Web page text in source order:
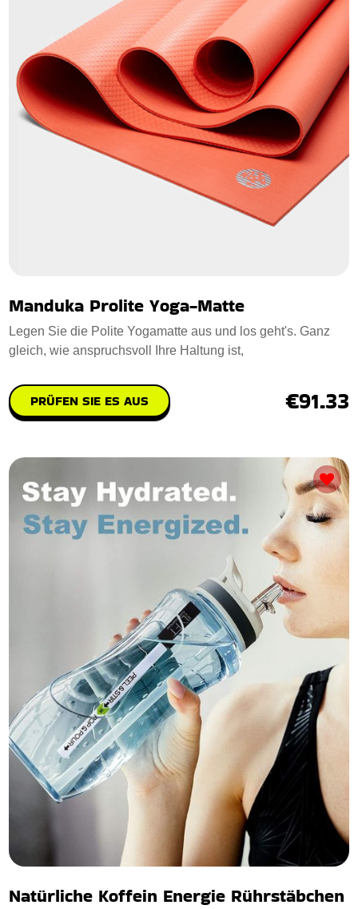
Manduka Prolite Yoga-Matte
Legen Sie die Polite Yogamatte aus und los geht's. Ganz
gleich, wie anspruchsvoll Ihre Haltung ist,
PRÜFEN SIE ES AUS €91.33
Natürliche Koffein Energie Rührstäbchen